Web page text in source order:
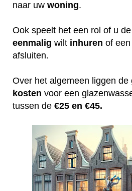
naar uw woning.
Ook speelt het een rol of u
eenmalig wilt inhuren of een
afsluiten.
Over het algemeen liggen de
kosten voor een
tussen de €25 en €45.